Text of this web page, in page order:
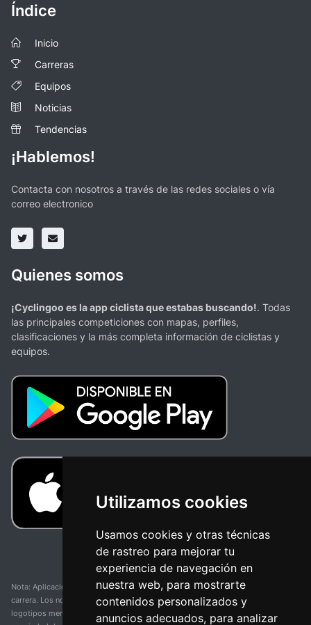
Utilizamos cookies
Usamos cookies y otras técnicas
de rastreo para mejorar tu
experiencia de navegación en
nuestra web, para mostrarte
contenidos personalizados y
anuncios adecuados, para analizar
Índice
Inicio
Carreras
Equipos
Noticias
Tendencias
¡Hablemos!
Contacta con nosotros a través de las redes sociales o vía
correo electronico
Quienes somos
¡Cyclingoo es la app ciclista que estabas buscando!. Todas
las principales competiciones con mapas, perfiles,
clasificaciones y la más completa información de ciclistas y
equipos.
Nota: Aplicación y web no oficial y no relacionada con ninguna organización o
carrera. Los nombres de equipos, competiciones, marcas comerciales y
logotipos mencionados en esta página de resultados de ciclismo son